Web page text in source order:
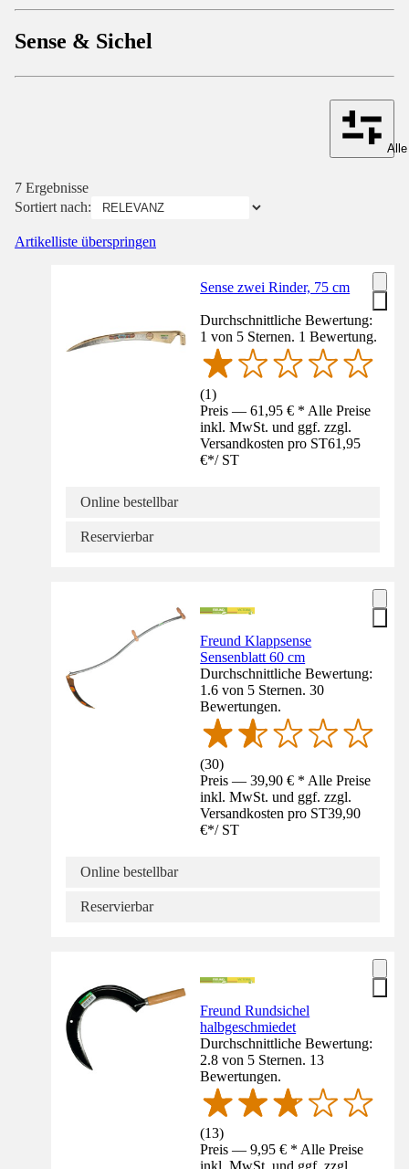
Sense & Sichel
7 Ergebnisse
Sortiert nach:
Artikelliste überspringen
Sense zwei Rinder, 75 cm
Durchschnittliche Bewertung:
1 von 5 Sternen. 1 Bewertung.
(1)
Preis — 61,95 € * Alle Preise
inkl. MwSt. und ggf. zzgl.
Versandkosten pro ST61,95
€*/ ST
Online bestellbar
Reservierbar
Freund Klappsense
Sensenblatt 60 cm
Durchschnittliche Bewertung:
1.6 von 5 Sternen. 30
Bewertungen.
(30)
Preis — 39,90 € * Alle Preise
inkl. MwSt. und ggf. zzgl.
Versandkosten pro ST39,90
€*/ ST
Online bestellbar
Reservierbar
Freund Rundsichel
halbgeschmiedet
Durchschnittliche Bewertung:
2.8 von 5 Sternen. 13
Bewertungen.
(13)
Preis — 9,95 € * Alle Preise